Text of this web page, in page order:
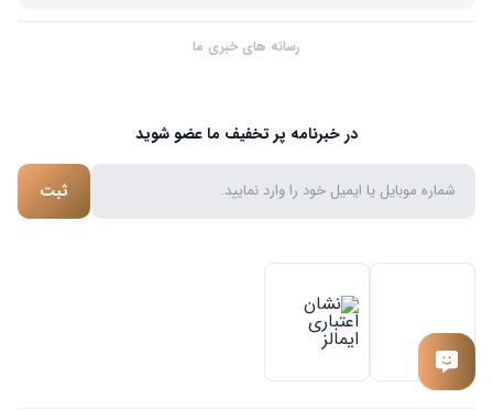
رسانه های خبری ما
در خبرنامه پر تخفیف ما عضو شوید
ثبت